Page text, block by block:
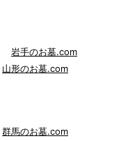
岩手のお墓.com
山形のお墓.com
群馬のお墓.com